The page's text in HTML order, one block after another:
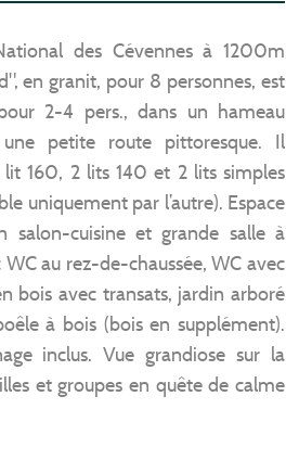
des Cévennes à 1200m
en granit, pour 8 personnes, est
2-4 pers., dans un hameau
petite route pittoresque. Il
lit 160, 2 lits 140 et 2 lits simples
uniquement par l’autre). Espace
salon-cuisine et grande salle à
au rez-de-chaussée, WC avec
bois avec transats, jardin arboré
à bois (bois en supplément).
inclus. Vue grandiose sur la
et groupes en quête de calme